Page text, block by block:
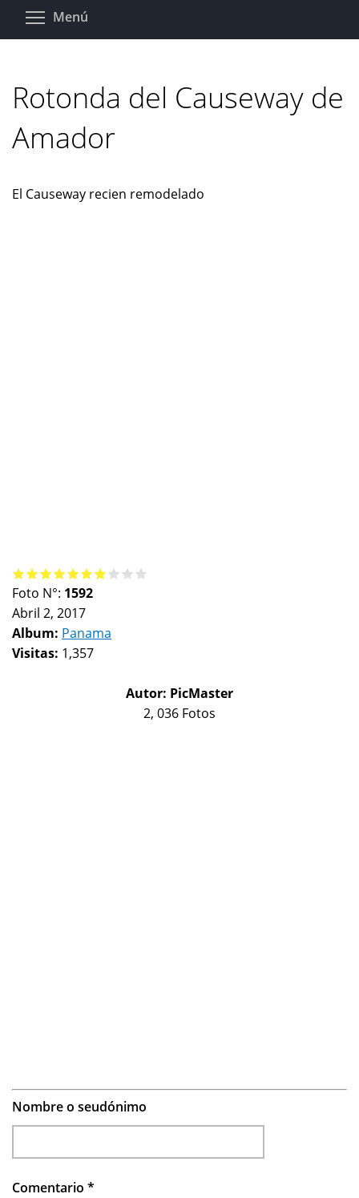
Pasar
Menú
Rotonda del Causeway de
Amador
El Causeway recien remodelado
Foto N°: 1592
Abril 2, 2017
Album: Panama
Visitas: 1,357
Autor: PicMaster
2, 036 Fotos
Nombre o seudónimo
Comentario *